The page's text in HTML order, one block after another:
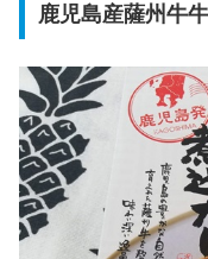
鹿児島産薩州牛